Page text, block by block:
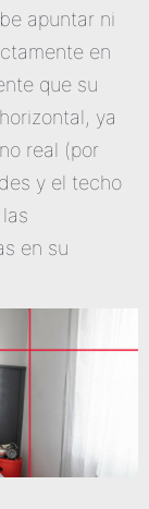
apuntar ni
en
que su
ya
real (por
y el techo
en su